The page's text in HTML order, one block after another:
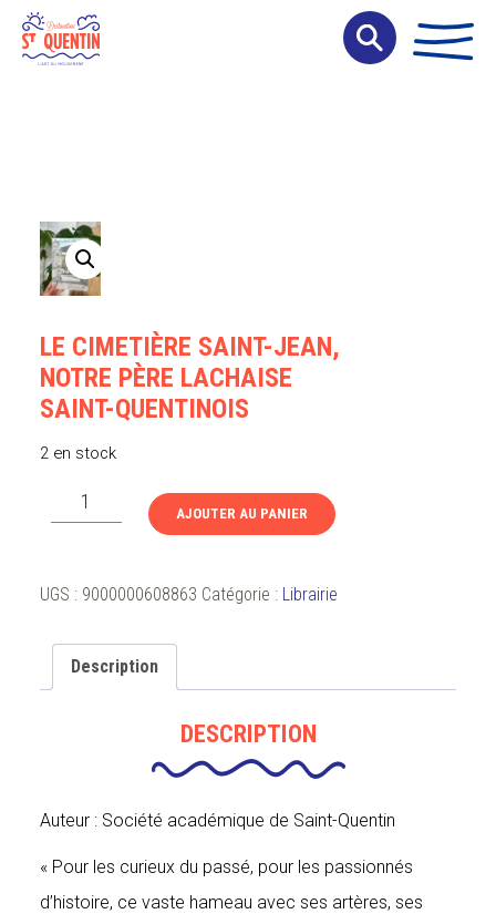
LE CIMETIÈRE SAINT-JEAN,
NOTRE PÈRE LACHAISE
SAINT-QUENTINOIS
2 en stock
quantité
de
Saint-
Notre
AJOUTER AU PANIER
UGS : 9000000608863 Catégorie : Librairie
Description
DESCRIPTION
Auteur : Société académique de Saint-Quentin
« Pour les curieux du passé, pour les passionnés
d’histoire, ce vaste hameau avec ses artères, ses
Panneau de gestion des cookies